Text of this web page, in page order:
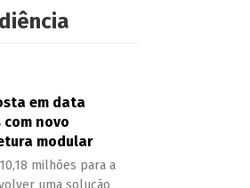
em data
novo
modular
milhões para a
uma solução